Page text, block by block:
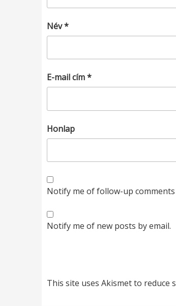
Név*
E-mail cím*
Honlap
Notify me of follow-up comments
Notify me of new posts by email.
This site uses Akismet to reduce